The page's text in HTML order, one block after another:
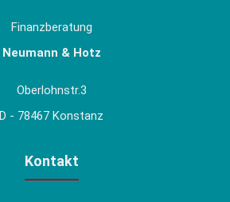
Finanzberatung
Neumann & Hotz
Oberlohnstr.3
D - 78467 Konstanz
Kontakt